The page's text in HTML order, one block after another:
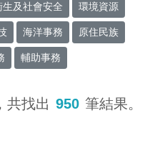
生及社會安全 環境資源
海洋事務 原住民族
輔助事務
共找出 950 筆結果。